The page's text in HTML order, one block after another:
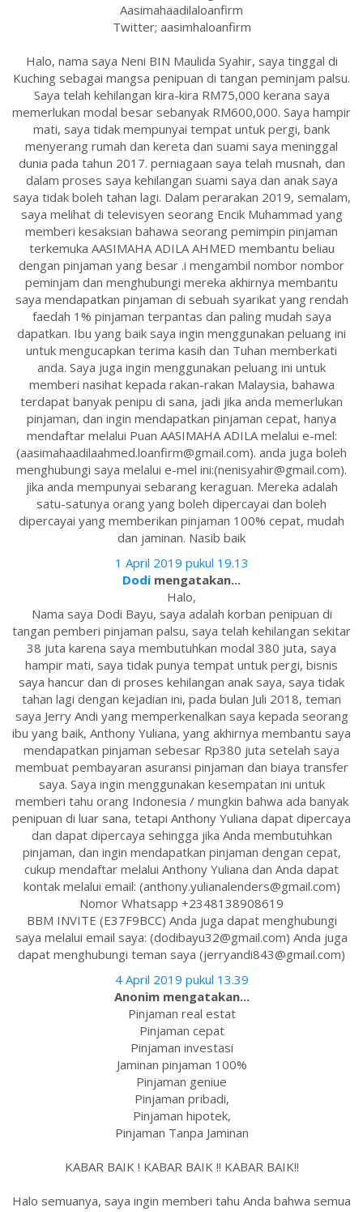
Aasimahaadilaloanfirm
Twitter; aasimhaloanfirm
Halo, nama saya Neni BIN Maulida Syahir, saya tinggal di
Kuching sebagai mangsa penipuan di tangan peminjam palsu.
Saya telah kehilangan kira-kira RM75,000 kerana saya
memerlukan modal besar sebanyak RM600,000. Saya hampir
mati, saya tidak mempunyai tempat untuk pergi, bank
menyerang rumah dan kereta dan suami saya meninggal
dunia pada tahun 2017. perniagaan saya telah musnah, dan
dalam proses saya kehilangan suami saya dan anak saya
saya tidak boleh tahan lagi. Dalam perarakan 2019, semalam,
saya melihat di televisyen seorang Encik Muhammad yang
memberi kesaksian bahawa seorang pemimpin pinjaman
terkemuka AASIMAHA ADILA AHMED membantu beliau
dengan pinjaman yang besar .i mengambil nombor nombor
peminjam dan menghubungi mereka akhirnya membantu
saya mendapatkan pinjaman di sebuah syarikat yang rendah
faedah 1% pinjaman terpantas dan paling mudah saya
dapatkan. Ibu yang baik saya ingin menggunakan peluang ini
untuk mengucapkan terima kasih dan Tuhan memberkati
anda. Saya juga ingin menggunakan peluang ini untuk
memberi nasihat kepada rakan-rakan Malaysia, bahawa
terdapat banyak penipu di sana, jadi jika anda memerlukan
pinjaman, dan ingin mendapatkan pinjaman cepat, hanya
mendaftar melalui Puan AASIMAHA ADILA melalui e-mel:
(aasimahaadilaahmed.loanfirm@gmail.com). anda juga boleh
menghubungi saya melalui e-mel ini:(nenisyahir@gmail.com).
jika anda mempunyai sebarang keraguan. Mereka adalah
satu-satunya orang yang boleh dipercayai dan boleh
dipercayai yang memberikan pinjaman 100% cepat, mudah
dan jaminan. Nasib baik
1 April 2019 pukul 19.13
Dodi mengatakan...
Halo,
Nama saya Dodi Bayu, saya adalah korban penipuan di
tangan pemberi pinjaman palsu, saya telah kehilangan sekitar
38 juta karena saya membutuhkan modal 380 juta, saya
hampir mati, saya tidak punya tempat untuk pergi, bisnis
saya hancur dan di proses kehilangan anak saya, saya tidak
tahan lagi dengan kejadian ini, pada bulan Juli 2018, teman
saya Jerry Andi yang memperkenalkan saya kepada seorang
ibu yang baik, Anthony Yuliana, yang akhirnya membantu saya
mendapatkan pinjaman sebesar Rp380 juta setelah saya
membuat pembayaran asuransi pinjaman dan biaya transfer
saya. Saya ingin menggunakan kesempatan ini untuk
memberi tahu orang Indonesia / mungkin bahwa ada banyak
penipuan di luar sana, tetapi Anthony Yuliana dapat dipercaya
dan dapat dipercaya sehingga jika Anda membutuhkan
pinjaman, dan ingin mendapatkan pinjaman dengan cepat,
cukup mendaftar melalui Anthony Yuliana dan Anda dapat
kontak melalui email: (anthony.yulianalenders@gmail.com)
Nomor Whatsapp +2348138908619
BBM INVITE (E37F9BCC) Anda juga dapat menghubungi
saya melalui email saya: (dodibayu32@gmail.com) Anda juga
dapat menghubungi teman saya (jerryandi843@gmail.com)
4 April 2019 pukul 13.39
Anonim mengatakan...
Pinjaman real estat
Pinjaman cepat
Pinjaman investasi
Jaminan pinjaman 100%
Pinjaman geniue
Pinjaman pribadi,
Pinjaman hipotek,
Pinjaman Tanpa Jaminan
KABAR BAIK ! KABAR BAIK !! KABAR BAIK!!
Halo semuanya, saya ingin memberi tahu Anda bahwa semua